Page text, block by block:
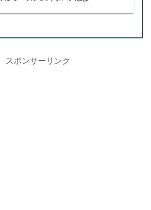
スポンサーリンク